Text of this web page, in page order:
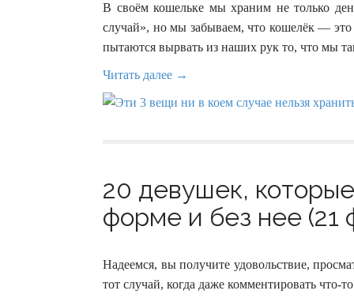
В своём кошельке мы храним не только
случай», но мы забываем, что кошелёк —
пытаются вырвать из наших рук то, что мы
Читать далее →
20 девушек,
форме и без нее (21
Надеемся, вы получите удовольствие,
тот случай, когда даже комментировать что-